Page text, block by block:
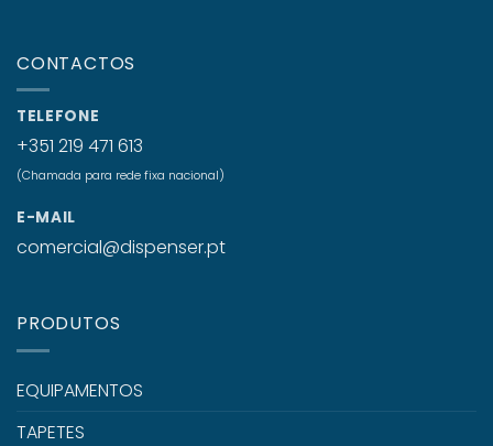
CONTACTOS
TELEFONE
+351 219 471 613
(Chamada para rede fixa nacional)
E-MAIL
comercial@dispenser.pt
PRODUTOS
EQUIPAMENTOS
TAPETES